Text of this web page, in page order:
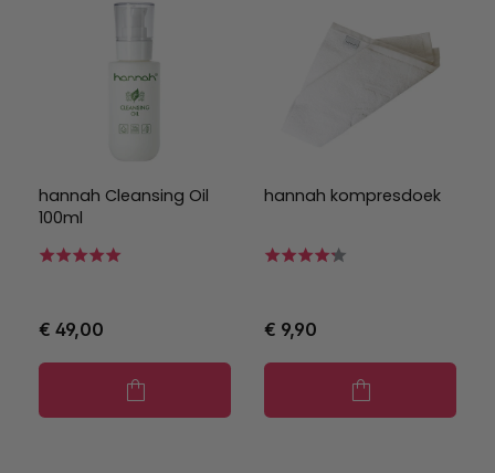
hannah Cleansing Oil
100ml
€ 49,00
hannah kompresdoek
€ 9,90